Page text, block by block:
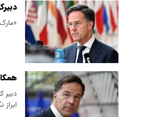
دبیر
ابراز